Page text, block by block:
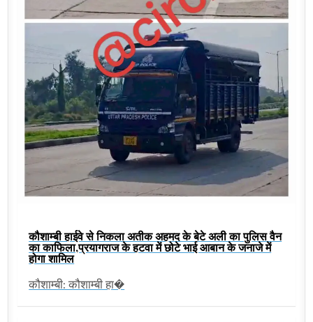
कौशाम्बी हाईवे से निकला अतीक अहमद के बेटे अली का पुलिस वैन
का काफिला,प्रयागराज के हटवा में छोटे भाई आबान के जनाजे में
होगा शामिल
कौशाम्बी: कौशाम्बी हा�